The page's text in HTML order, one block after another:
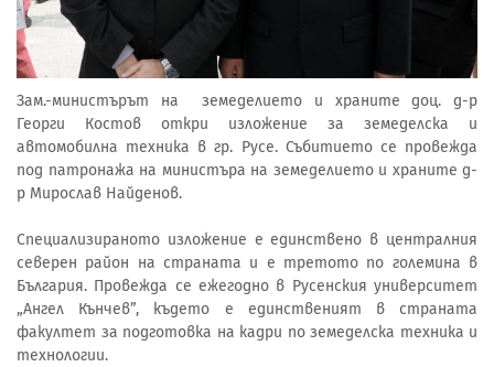
Зам.-министърът на земеделието и храните доц. д-р
Георги Костов откри изложение за земеделска и
автомобилна техника в гр. Русе. Събитието се провежда
под патронажа на министъра на земеделието и храните д-
р Мирослав Найденов.
Специализираното изложение е единствено в централния
северен район на страната и е третото по големина в
България. Провежда се ежегодно в Русенския университет
„Ангел Кънчев”, където е единственият в страната
факултет за подготовка на кадри по земеделска техника и
технологии.